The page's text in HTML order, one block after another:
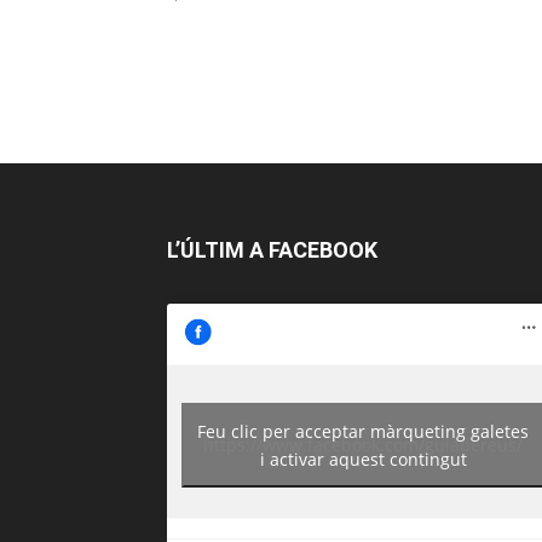
L’ÚLTIM A FACEBOOK
https://www.facebook.com/guiadereus/
Feu clic per acceptar màrqueting galetes
i activar aquest contingut